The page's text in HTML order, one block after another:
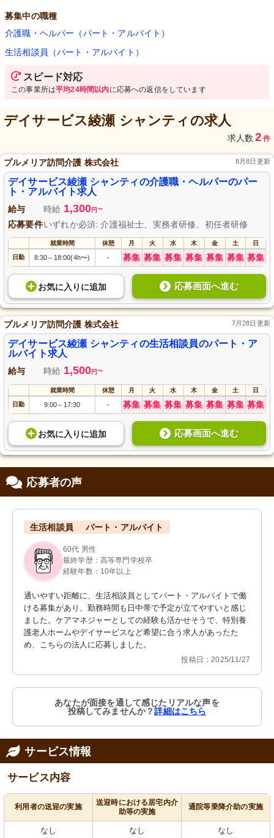
募集中の職種
介護職・ヘルパー（パート・アルバイト）
生活相談員（パート・アルバイト）
スピード対応
この事業所は平均24時間以内に応募への返信をしています
デイサービス綾瀬 シャンティ の求人
求人数 2 件
プルメリア訪問介護 株式会社 8月8日更新
デイサービス綾瀬 シャンティの介護職・ヘルパーのパー
ト・アルバイト求人
給与 時給 1,300円 ~
応募要件いずれか必須: 介護福祉士、実務者研修、初任者研修
就業時間 休憩 月 火 水 木 金 土 日
日勤 8:30～ 18:00(4h〜) - 募集 募集 募集 募集 募集 募集 募集
お気に入り に追加 応募画面へ進む
プルメリア訪問介護 株式会社 7月28日更新
デイサービス綾瀬 シャンティの生活相談員のパート・ア
ルバイト求人
給与 時給 1,500円 ~
就業時間 休憩 月 火 水 木 金 土 日
日勤 9:00～ 17:30 - 募集 募集 募集 募集 募集 募集 募集
お気に入り に追加 応募画面へ進む
応募者の声
生活相談員 パート・アルバイト
60代 男性
最終学歴：高等専門学校卒
経験年数：10年以上
通いやすい距離に、生活相談員としてパート・アルバイトで働
ける募集があり、勤務時間も日中帯で予定が立てやすいと感じ
ました。ケアマネジャーとしての経験も活かせそうで、特別養
護老人ホームやデイサービスなど希望に合う求人があったた
め、こちらの法人に応募しました。
投稿日：2025/11/27
あなたが面接を通して感じたリアルな声を
投稿してみませんか？詳細はこちら
サービス情報
サービス内容
利用者の送迎の実施
送迎時における居宅内介
助等の実施
通院等乗降介助の実施
なし なし なし